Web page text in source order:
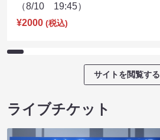
（8/10 19:45）
¥2000 (税込)
サイトを閲覧する
ライブチケット